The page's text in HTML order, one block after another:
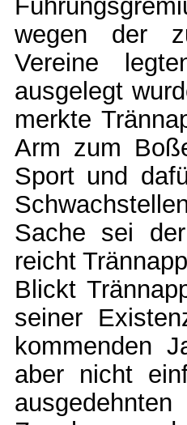
wegen der
Vereine
ausgelegt
merkte
Arm zum
Sport und
Sache sei
reicht
Blickt
seiner
kommenden
aber nicht